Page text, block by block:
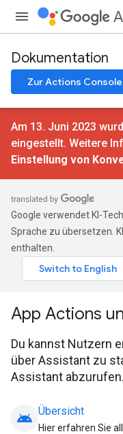
Dokumentation
Zur Actions Console
Am 13. Juni 2023
eingestellt. Weitere
Einstellung von
Google verwendet KI-
Sprache zu übersetzen.
enthalten.
App Actions
Du kannst Nutzern
über Assistant zu
Assistant abzurufen.
android Übersicht
Hier erfahren Sie